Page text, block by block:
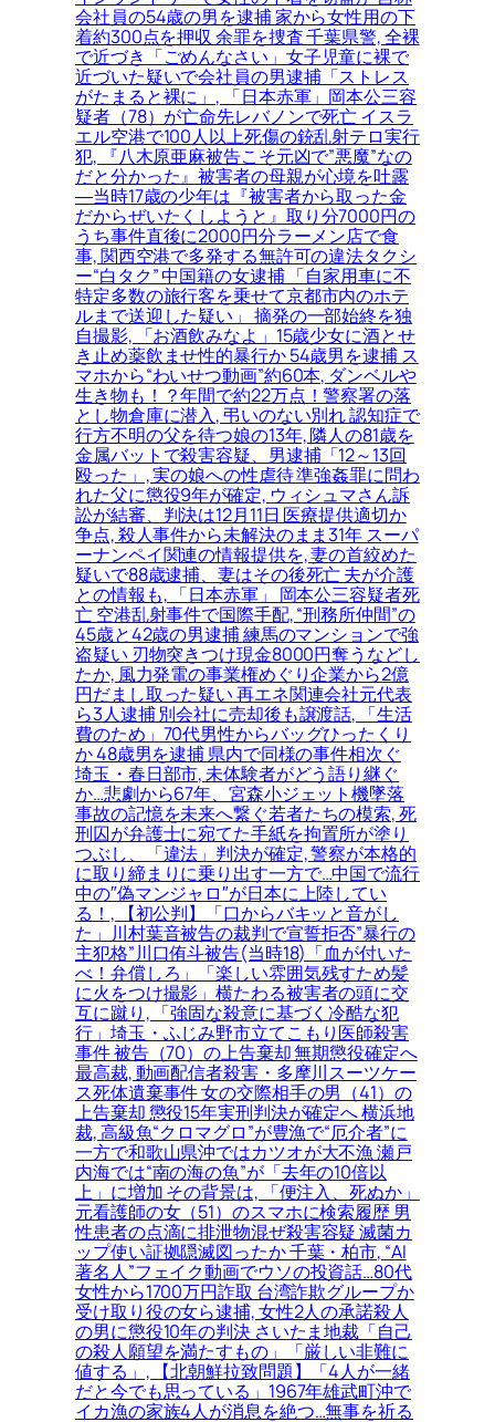
会社員の54歳の男を逮捕 家から女性用の下
着約300点を押収 余罪を捜査 千葉県警, 全裸
で近づき「ごめんなさい」女子児童に裸で
近づいた疑いで会社員の男逮捕「ストレス
がたまると裸に」, 「日本赤軍」岡本公三容
疑者（78）が亡命先レバノンで死亡 イスラ
エル空港で100人以上死傷の銃乱射テロ実行
犯, 『八木原亜麻被告こそ元凶で”悪魔”なの
だと分かった』被害者の母親が心境を吐露
―当時17歳の少年は『被害者から取った金
だからぜいたくしようと』取り分7000円の
うち事件直後に2000円分ラーメン店で食
事, 関西空港で多発する無許可の違法タクシ
ー“白タク” 中国籍の女逮捕 「自家用車に不
特定多数の旅行客を乗せて京都市内のホテ
ルまで送迎した疑い」 摘発の一部始終を独
自撮影, 「お酒飲みなよ」15歳少女に酒とせ
き止め薬飲ませ性的暴行か 54歳男を逮捕 ス
マホから“わいせつ動画”約60本, ダンベルや
生き物も！？年間で約22万点！警察署の落
とし物倉庫に潜入, 弔いのない別れ 認知症で
行方不明の父を待つ娘の13年, 隣人の81歳を
金属バットで殺害容疑、男逮捕「12～13回
殴った」, 実の娘への性虐待 準強姦罪に問わ
れた父に懲役9年が確定, ウィシュマさん訴
訟が結審、判決は12月11日 医療提供適切か
争点, 殺人事件から未解決のまま31年 スーパ
ーナンペイ関連の情報提供を, 妻の首絞めた
疑いで88歳逮捕、妻はその後死亡 夫が介護
との情報も, 「日本赤軍」 岡本公三容疑者死
亡 空港乱射事件で国際手配, “刑務所仲間”の
45歳と42歳の男逮捕 練馬のマンションで強
盗疑い 刃物突きつけ現金8000円奪うなどし
たか, 風力発電の事業権めぐり企業から2億
円だまし取った疑い 再エネ関連会社元代表
ら3人逮捕 別会社に売却後も譲渡話, 「生活
費のため」70代男性からバッグひったくり
か 48歳男を逮捕 県内で同様の事件相次ぐ
埼玉・春日部市, 未体験者がどう語り継ぐ
か…悲劇から67年、宮森小ジェット機墜落
事故の記憶を未来へ繋ぐ若者たちの模索, 死
刑囚が弁護士に宛てた手紙を拘置所が塗り
つぶし、「違法」判決が確定, 警察が本格的
に取り締まりに乗り出す一方で…中国で流行
中の″偽マンジャロ″が日本に上陸してい
る！, 【初公判】「口からバキッと音がし
た」川村葉音被告の裁判で宣誓拒否”暴行の
主犯格”川口侑斗被告(当時18)「血が付いた
べ！弁償しろ」「楽しい雰囲気残すため髪
に火をつけ撮影」横たわる被害者の頭に交
互に蹴り, 「強固な殺意に基づく冷酷な犯
行」埼玉・ふじみ野市立てこもり医師殺害
事件 被告（70）の上告棄却 無期懲役確定へ
最高裁, 動画配信者殺害・多摩川スーツケー
ス死体遺棄事件 女の交際相手の男（41）の
上告棄却 懲役15年実刑判決が確定へ 横浜地
裁, 高級魚“クロマグロ”が豊漁で“厄介者”に
一方で和歌山県沖ではカツオが大不漁 瀬戸
内海では“南の海の魚”が「去年の10倍以
上」に増加 その背景は, 「便注入、死ぬか」
元看護師の女（51）のスマホに検索履歴 男
性患者の点滴に排泄物混ぜ殺害容疑 滅菌カ
ップ使い証拠隠滅図ったか 千葉・柏市, “AI
著名人”フェイク動画でウソの投資話…80代
女性から1700万円詐取 台湾詐欺グループか
受け取り役の女ら逮捕, 女性2人の承諾殺人
の男に懲役10年の判決 さいたま地裁「自己
の殺人願望を満たすもの」「厳しい非難に
値する」, 【北朝鮮拉致問題】「4人が一緒
だと今でも思っている」1967年雄武町沖で
イカ漁の家族4人が消息を絶つ…無事を祈る